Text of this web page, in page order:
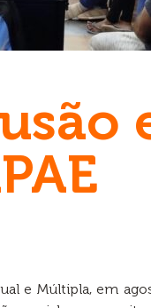
e Múltipla, em